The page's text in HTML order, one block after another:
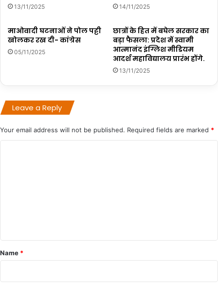
13/11/2025 14/11/2025
माओवादी घटनाओं ने पोल पट्टी
खोलकर रख दी- कांग्रेस
05/11/2025
छात्रों के हित में बघेल सरकार का
बड़ा फैसला: प्रदेश में स्वामी
आत्मानंद इंग्लिश मीडियम
आदर्श महाविद्यालय प्रारंभ होंगे.
13/11/2025
Leave a Reply
Your email address will not be published. Required fields are marked *
*
Name *